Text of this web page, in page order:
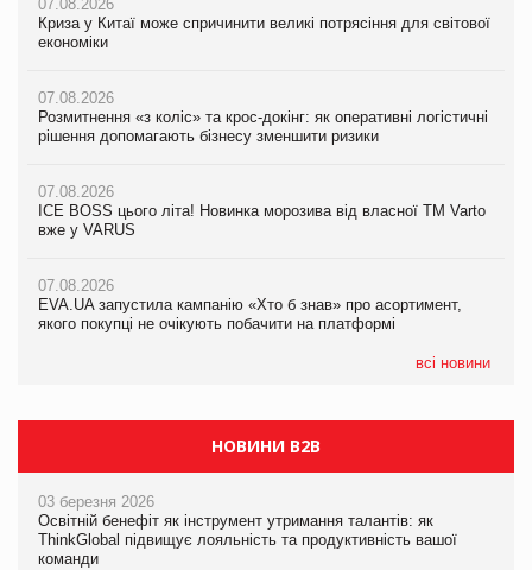
07.08.2026
Криза у Китаї може спричинити великі потрясіння для світової
економіки
07.08.2026
Розмитнення «з коліс» та крос-докінг: як оперативні логістичні
рішення допомагають бізнесу зменшити ризики
07.08.2026
ICE BOSS цього літа! Новинка морозива від власної ТМ Varto
вже у VARUS
07.08.2026
EVA.UA запустила кампанію «Хто б знав» про асортимент,
якого покупці не очікують побачити на платформі
всі новини
07.08.2026
Криза у Китаї може спричинити великі потрясіння для світової
економіки
07.08.2026
Kraft Heinz скоротила збиток у першому півріччі
Продажі Hugo Boss впали на 9%
07.08.2026
Криза у Китаї може спричинити великі потрясіння для світової
економіки
07.08.2026
Kraft Heinz скоротила збиток у першому півріччі
Продажі Hugo Boss впали на 9%
НОВИНИ B2B
03 березня 2026
Освітній бенефіт як інструмент утримання талантів: як
ThinkGlobal підвищує лояльність та продуктивність вашої
команди